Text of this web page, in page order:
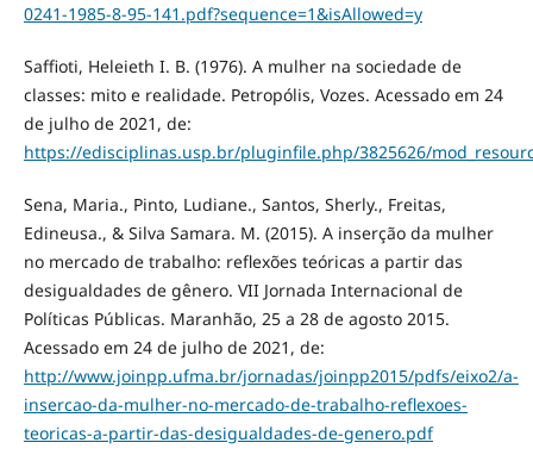
0241-1985-8-95-141.pdf?sequence=1&isAllowed=y
Saffioti, Heleieth I. B. (1976). A mulher na sociedade de
classes: mito e realidade. Petropólis, Vozes. Acessado em 24
de julho de 2021, de:
https://edisciplinas.usp.br/pluginfile.php/3825626/
Sena, Maria., Pinto, Ludiane., Santos, Sherly., Freitas,
Edineusa., & Silva Samara. M. (2015). A inserção da mulher
no mercado de trabalho: reflexões teóricas a partir das
desigualdades de gênero. VII Jornada Internacional de
Políticas Públicas. Maranhão, 25 a 28 de agosto 2015.
Acessado em 24 de julho de 2021, de:
http://www.joinpp.ufma.br/jornadas/joinpp2015/pdfs/eixo2/a-
insercao-da-mulher-no-mercado-de-trabalho-reflexoes-
teoricas-a-partir-das-desigualdades-de-genero.pdf